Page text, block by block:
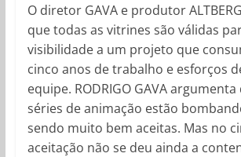
O diretor GAVA e produtor
que todas as vitrines são válidas
visibilidade a um projeto que
cinco anos de trabalho e esforços
equipe. RODRIGO GAVA argumenta
séries de animação estão
sendo muito bem aceitas. Mas no
aceitação não se deu ainda a